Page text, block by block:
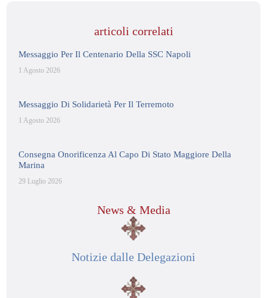
articoli correlati
Messaggio Per Il Centenario Della SSC Napoli
1 Agosto 2026
Messaggio Di Solidarietà Per Il Terremoto
1 Agosto 2026
Consegna Onorificenza Al Capo Di Stato Maggiore Della
Marina
29 Luglio 2026
News & Media
Notizie dalle Delegazioni